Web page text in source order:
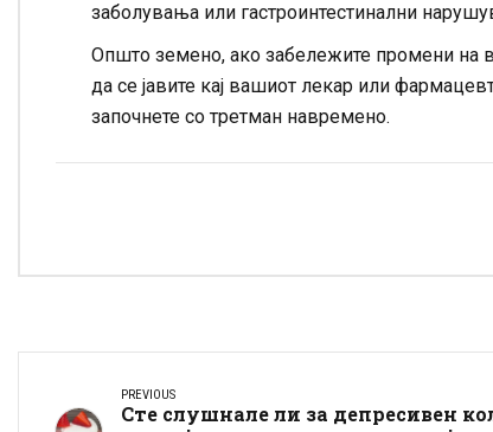
заболувања или гастроинтестинални
Општо земено, ако забележите промени на
да се јавите кај вашиот лекар или
започнете со третман навремено.
PREVIOUS
Сте слушнале ли за депресивен